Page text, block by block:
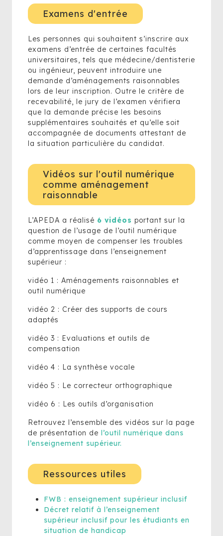
Examens d'entrée
Les personnes qui souhaitent s’inscrire aux
examens d’entrée de certaines facultés
universitaires, tels que médecine/dentisterie
ou ingénieur, peuvent introduire une
demande d’aménagements raisonnables
lors de leur inscription. Outre le critère de
recevabilité, le jury de l’examen vérifiera
que la demande précise les besoins
supplémentaires souhaités et qu’elle soit
accompagnée de documents attestant de
la situation particulière du candidat.
Vidéos sur l'outil numérique
comme aménagement
raisonnable
L’APEDA a réalisé 6 vidéos portant sur la
question de l’usage de l’outil numérique
comme moyen de compenser les troubles
d’apprentissage dans l’enseignement
supérieur :
vidéo 1 : Aménagements raisonnables et
outil numérique
vidéo 2 : Créer des supports de cours
adaptés
vidéo 3 : Evaluations et outils de
compensation
vidéo 4 : La synthèse vocale
vidéo 5 : Le correcteur orthographique
vidéo 6 : Les outils d’organisation
Retrouvez l’ensemble des vidéos sur la page
de présentation de l’outil numérique dans
l’enseignement supérieur.
Ressources utiles
FWB : enseignement supérieur inclusif
Décret relatif à l’enseignement
supérieur inclusif pour les étudiants en
situation de handicap